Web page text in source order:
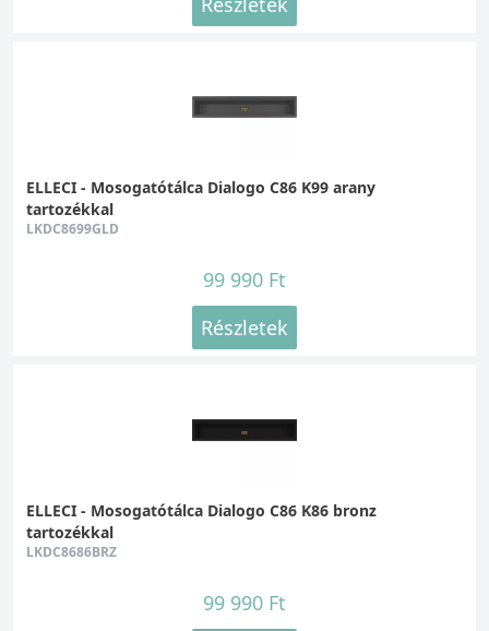
ELLECI - Mosogatótálca Dialogo C86 K99 arany
tartozékkal
LKDC8699GLD
99 990 Ft
Részletek
ELLECI - Mosogatótálca Dialogo C86 K86 bronz
tartozékkal
LKDC8686BRZ
99 990 Ft